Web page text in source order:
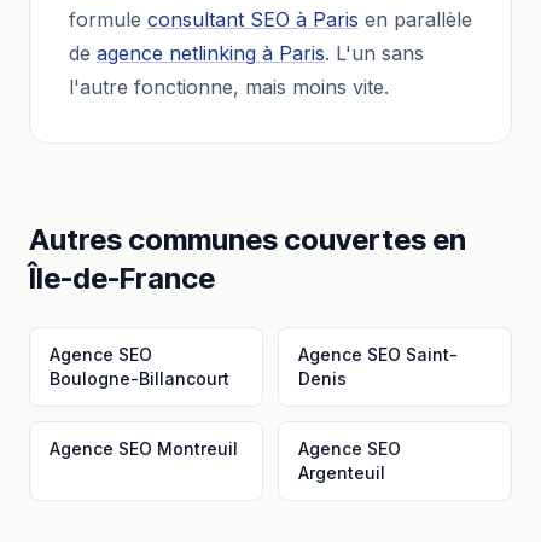
formule consultant SEO à Paris en parallèle
de agence netlinking à Paris. L'un sans
l'autre fonctionne, mais moins vite.
Autres communes couvertes en
Île-de-France
Agence SEO
Boulogne-Billancourt
Agence SEO Saint-
Denis
Agence SEO Montreuil
Agence SEO
Argenteuil